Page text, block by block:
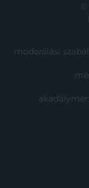
moderálási